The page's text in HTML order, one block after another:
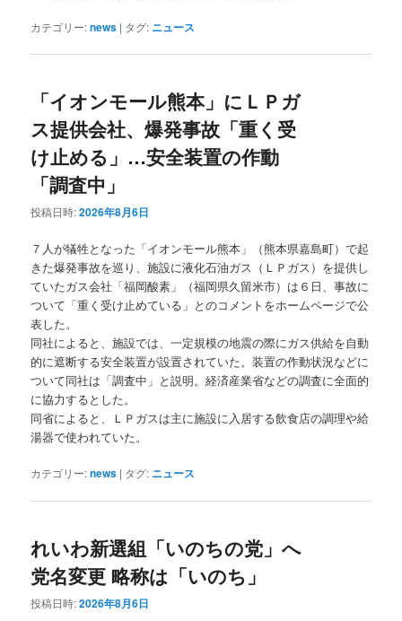
カテゴリー:news | タグ: ニュース
「イオンモール熊本」にＬＰガ
ス提供会社、爆発事故「重く受
け止める」…安全装置の作動
「調査中」
投稿日時:2026年8月6日
７人が犠牲となった「イオンモール熊本」（熊本県嘉島町）で起
きた爆発事故を巡り、施設に液化石油ガス（ＬＰガス）を提供し
ていたガス会社「福岡酸素」（福岡県久留米市）は６日、事故に
ついて「重く受け止めている」とのコメントをホームページで公
表した。
同社によると、施設では、一定規模の地震の際にガス供給を自動
的に遮断する安全装置が設置されていた。装置の作動状況などに
ついて同社は「調査中」と説明。経済産業省などの調査に全面的
に協力するとした。
同省によると、ＬＰガスは主に施設に入居する飲食店の調理や給
湯器で使われていた。
カテゴリー:news | タグ: ニュース
れいわ新選組「いのちの党」へ
党名変更 略称は「いのち」
投稿日時:2026年8月6日